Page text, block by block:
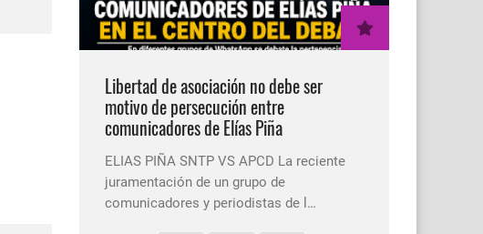
Libertad de asociación no debe ser
motivo de persecución entre
comunicadores de Elías Piña
ELIAS PIÑA SNTP VS APCD La reciente
juramentación de un grupo de
comunicadores y periodistas de l…